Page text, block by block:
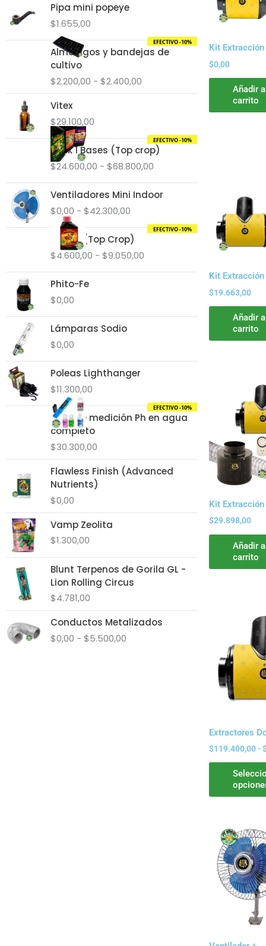
Pipa mini popeye
$1.655,00
EFECTIVO -10%
Almácigos y bandejas de
cultivo
$2.200,00 - $2.400,00
Rango
de
$2.200,00
Vitex
$29.100,00
EFECTIVO -10%
Pack 1 Bases (Top crop)
$24.600,00 - $68.800,00
Rango
de
desde
$24.600,00
$68.800,00
Ventiladores Mini Indoor
$0,00 - $42.300,00
Rango
de
desde
$0,00
hasta
EFECTIVO -10%
Barrier (Top Crop)
$4.600,00 - $9.050,00
Rango
desde
Phito-Fe
$0,00
Lámparas Sodio
$0,00
Poleas Lighthanger
$11.300,00
EFECTIVO -10%
Pack de medición Ph en agua
completo
$30.300,00
Flawless Finish (Advanced
Nutrients)
$0,00
Vamp Zeolita
$1.300,00
Blunt Terpenos de Gorila GL -
Lion Rolling Circus
$4.781,00
Conductos Metalizados
$0,00 - $5.500,00
Rango
de
Kit
$0,00
Añadir al
carrito
Kit
$19.663,00
Añadir al
carrito
Kit Extracción
$29.898,00
Añadir al
carrito
Extractores
$119.400,00-